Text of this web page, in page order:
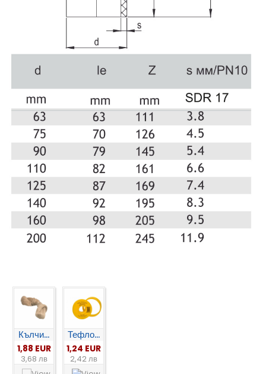
Кълчи...
1,88 EUR
3,68 лв
Тефло...
1,24 EUR
2,42 лв